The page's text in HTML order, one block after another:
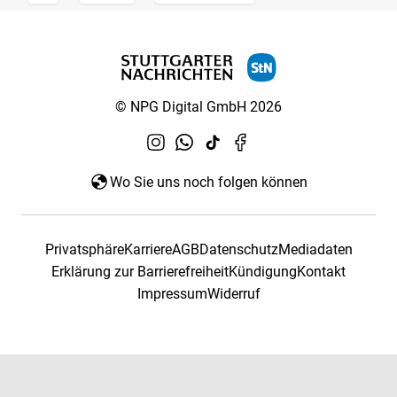
© NPG Digital GmbH 2026
Wo Sie uns noch folgen können
PrivatsphäreKarriereAGBDatenschutzMediadaten
Erklärung zur BarrierefreiheitKündigungKontakt
ImpressumWiderruf